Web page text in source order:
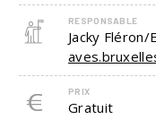
RESPONSABLE
Jacky
PRIX
Gratuit